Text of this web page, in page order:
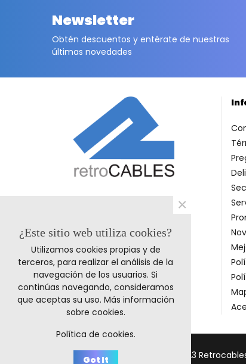
Newsletter
Obtén descuentos y entérate de nuestras
últimas novedades
© 2023
¿Este sitio web utiliza cookies?
Utilizamos cookies propias y de
terceros, para realizar el análisis de la
navegación de los usuarios. Si
continúas navegando, consideramos
que aceptas su uso. Más información
sobre cookies.
Política de cookies.
Got It
×